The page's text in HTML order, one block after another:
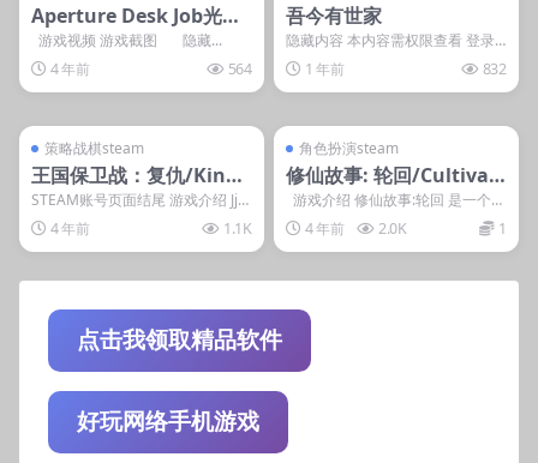
Aperture Desk Job光圈
科技打工记
游戏视频 游戏截图 隐藏...
4 年前
564
吾今有世家
隐藏内容 本内容需权限查看 登录
后获取 普通用户: 1游戏币星耀: 解
锁最强王者...
1 年前 832
策略战棋steam
王国保卫战：复仇/Kingd
om Rush Vengeance –
Tower Defense
STEAM账号页面结尾 游戏介绍 Jjsl
qdlp3344 《王国保卫战：复仇》...
4 年前 1.1K
角色扮演steam
修仙故事: 轮回/Cultivati
on Story: Reincarnatio
n
游戏介绍 修仙故事:轮回 是一个像
素风动作类roguelike单机...
4 年前 2.0K 1
点击我领取精品软件
好玩网络手机游戏